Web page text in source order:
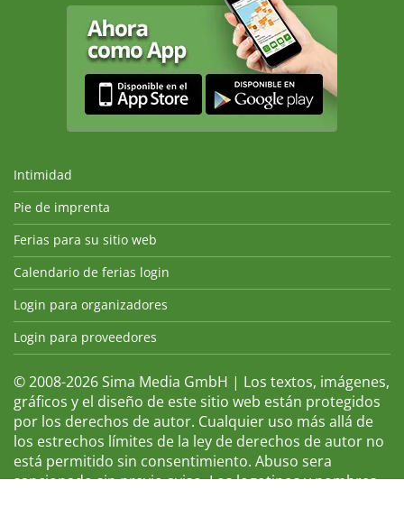
Intimidad
Pie de imprenta
Ferias para su sitio web
Calendario de ferias login
Login para organizadores
Login para proveedores
© 2008-2026 Sima Media GmbH | Los textos, imágenes,
gráficos y el diseño de este sitio web están protegidos
por los derechos de autor. Cualquier uso más allá de
los estrechos límites de la ley de derechos de autor no
está permitido sin consentimiento. Abuso sera
sancionado sin previo aviso. Los logotipos y nombres